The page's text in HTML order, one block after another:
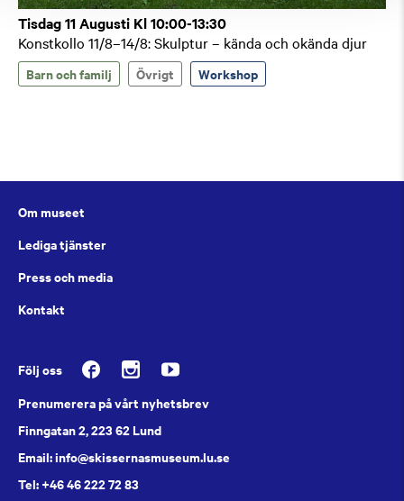
Tisdag 11 Augusti Kl 10:00-13:30
Konstkollo 11/8–14/8: Skulptur – kända och okända djur
Barn och familj Övrigt Workshop
Om museet
Lediga tjänster
Press och media
Kontakt
Följ oss
Prenumerera på vårt nyhetsbrev
Finngatan 2, 223 62 Lund
Email: info@skissernasmuseum.lu.se
Tel: +46 46 222 72 83